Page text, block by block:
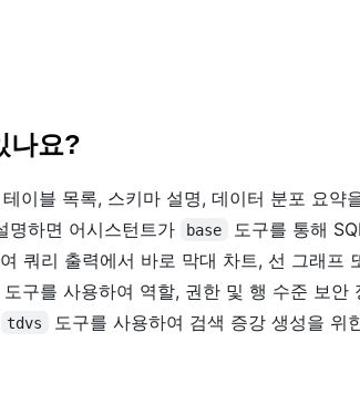
나요?
이블 목록, 스키마 설명, 데이터 분포 요약
하면 어시스턴트가 base
도구를 통해
쿼리 출력에서 바로 막대 차트, 선 그래프
도구를 사용하여 역할, 권한 및 행 수준 보안
tdvs 도구를 사용하여 검색 증강 생성을 위